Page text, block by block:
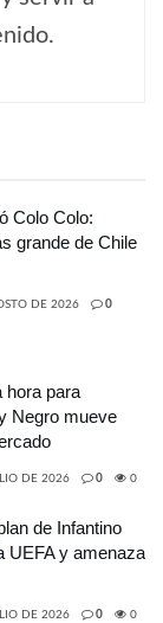
Colo Colo:
grande de Chile
DE 2026 0
hora para
Negro mueve
DE 2026 0 0
de Infantino
UEFA y amenaza
DE 2026 0 0